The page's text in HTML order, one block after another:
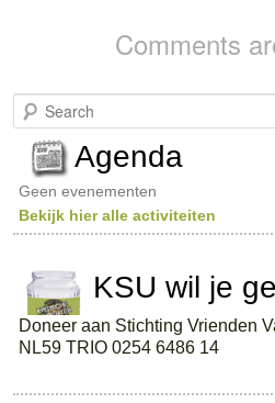
Comments
e
c
h
Agenda
Geen evenementen
Bekijk hier alle activiteiten
KSU wil je
Doneer aan Stichting Vrienden
NL59 TRIO 0254 6486 14